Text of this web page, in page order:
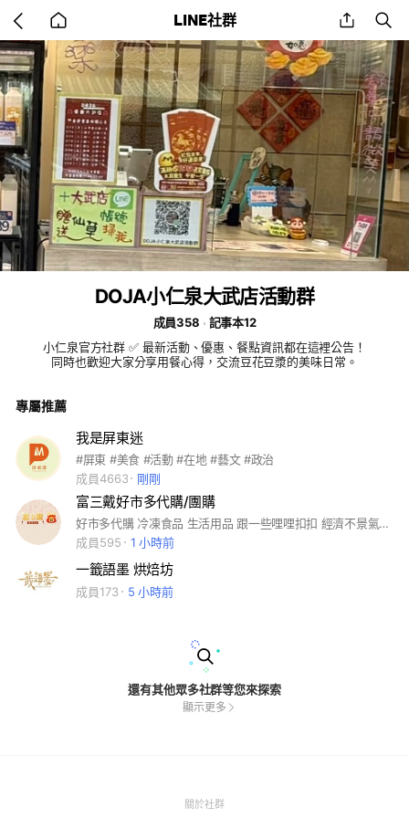
back
to
home
LINE社群 share
DOJA小仁泉大武店活動群
成員358
記事本12
小仁泉官方社群 ✅ 最新活動、優惠、餐點資訊都在這裡公告！
同時也歡迎大家分享用餐心得，交流豆花豆漿的美味日常。
專屬推薦
我是屏東迷
#屏東 #美食 #活動 #在地 #藝文 #政治
成員4663
剛剛
富三戴好市多代購/團購
好市多代購 冷凍食品 生活用品 跟一些哩哩扣扣 經濟不景氣 荷包不爭氣 讓我們一起手刀搶便宜🤟 也歡迎大家許願商品，讓我們為你找到最經濟實惠的優質品質 #萬丹 #社皮 #屏東市 #崇大新城 #好市多代購 #團購
成員595
1 小時前
一籤語墨 烘焙坊
成員173 5 小時前
還有其他眾多社群等您來探索
顯示更多
關於社群(Open